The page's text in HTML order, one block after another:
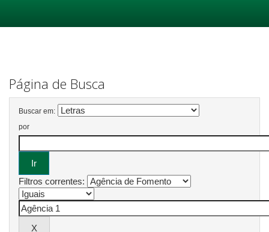
Página de Busca
Buscar em:
por
Filtros correntes: